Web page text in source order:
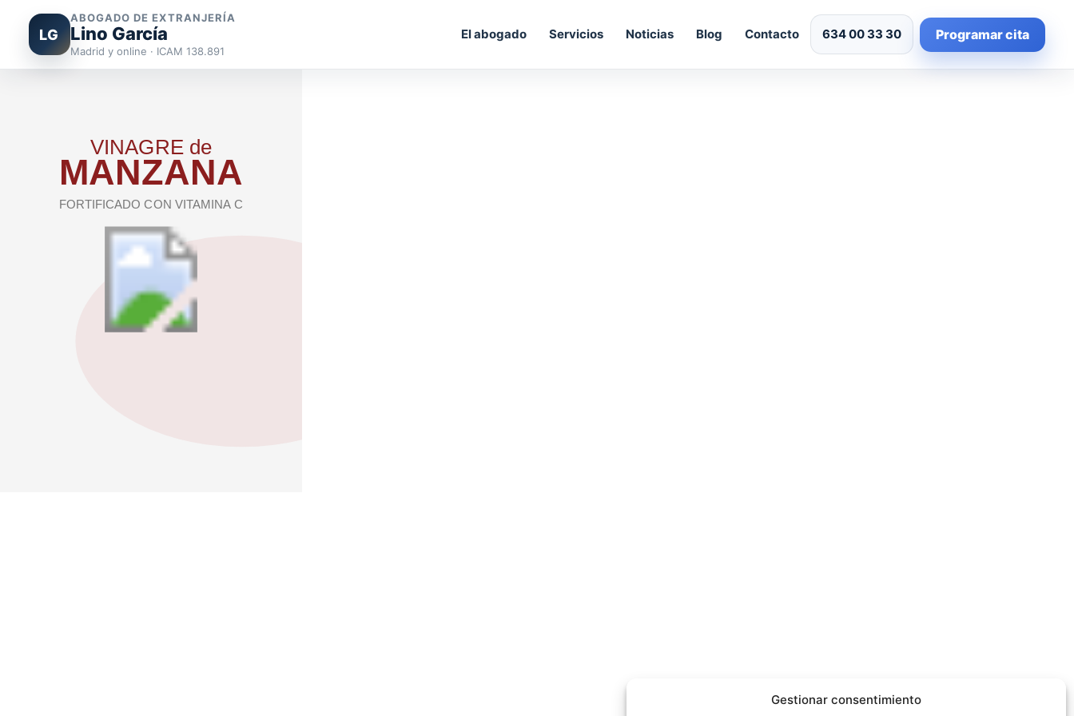
Gestionar consentimiento
LG
ABOGADO DE EXTRANJERÍA
Lino García
Madrid y online · ICAM 138.891
El abogado Servicios Noticias Blog Contacto 634 00 33 30 Programar cita
VINAGRE de
MANZANA
FORTIFICADO CON VITAMINA C